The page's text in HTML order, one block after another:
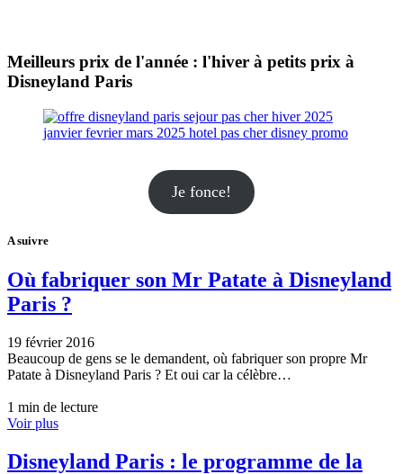
Meilleurs prix de l'année : l'hiver à petits prix à
Disneyland Paris
Je fonce!
A suivre
Où fabriquer son Mr Patate à Disneyland
Paris ?
19 février 2016
Beaucoup de gens se le demandent, où fabriquer son propre Mr
Patate à Disneyland Paris ? Et oui car la célèbre…
1 min de lecture
Voir plus
Disneyland Paris : le programme de la